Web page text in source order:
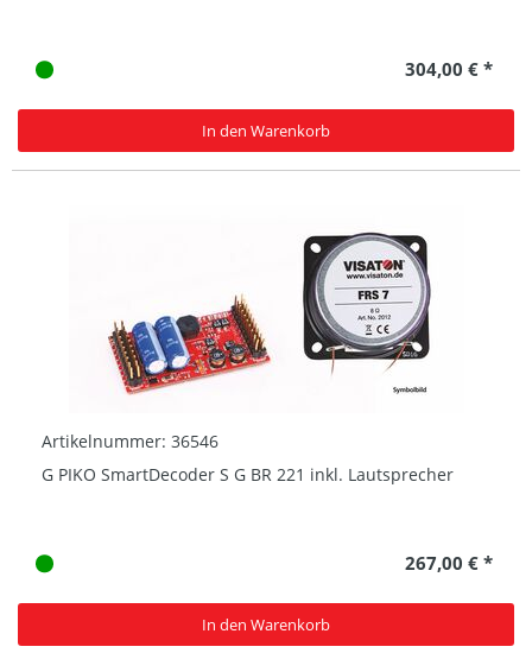
304,00 € *
In den Warenkorb
Artikelnummer: 36546
G PIKO SmartDecoder S G BR 221 inkl. Lautsprecher
267,00 € *
In den Warenkorb